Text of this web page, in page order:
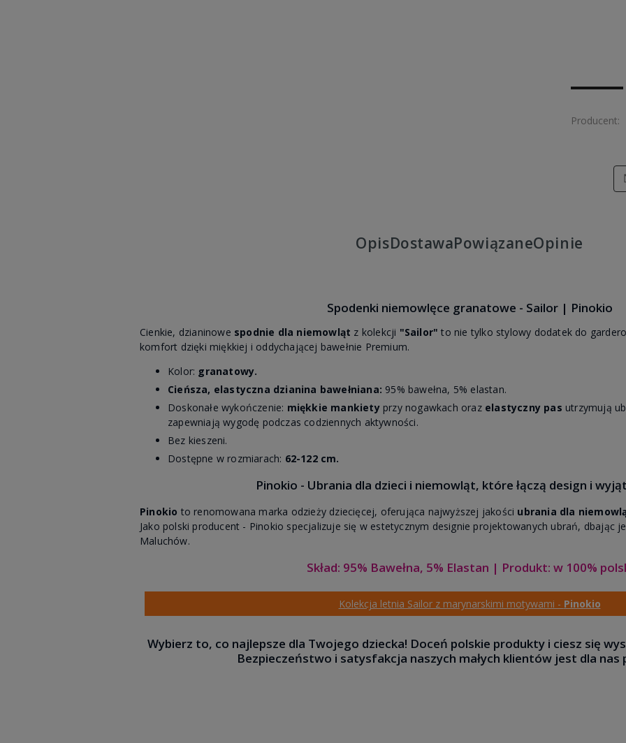
Producent:
OpisDostawaPowiązaneOpinie
Spodenki niemowlęce granatowe - Sailor | Pinokio
Cienkie, dzianinowe spodnie dla niemowląt z kolekcji "Sailor" to nie tylko stylowy dodatek do
komfort dzięki miękkiej i oddychającej bawełnie Premium.
Kolor: granatowy.
Cieńsza, elastyczna dzianina bawełniana: 95% bawełna, 5% elastan.
Doskonałe wykończenie: miękkie mankietyprzy nogawkach oraz elastyczny pas utrzymują
zapewniają wygodę podczas codziennych aktywności.
Bez kieszeni.
Dostępne w rozmiarach: 62-122 cm.
Pinokio - Ubrania dla dzieci i niemowląt, które łączą design i
Pinokio to renomowana marka odzieży dziecięcej, oferująca najwyższej jakości ubrania dla
Jako polski producent - Pinokio specjalizuje się w estetycznym designie projektowanych ubrań, dbając
Maluchów.
Skład: 95% Bawełna, 5% Elastan | Produkt: w 100%
Kolekcja letnia Sailor z marynarskimi motywami - Pinokio
Wybierz to, co najlepsze dla Twojego dziecka! Doceń polskie produkty i ciesz się
Bezpieczeństwo i satysfakcja naszych małych klientów jest dla